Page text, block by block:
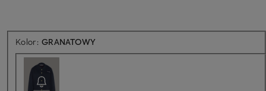
Kolor:GRANATOWYAktualnie niedostępne